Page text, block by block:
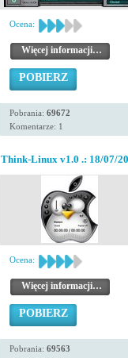
Ocena:
Więcej informacji…
POBIERZ
Pobrania: 69672
Komentarze: 1
Think-Linux v1.0 .: 18/07/
Ocena:
Więcej informacji…
POBIERZ
Pobrania: 69563